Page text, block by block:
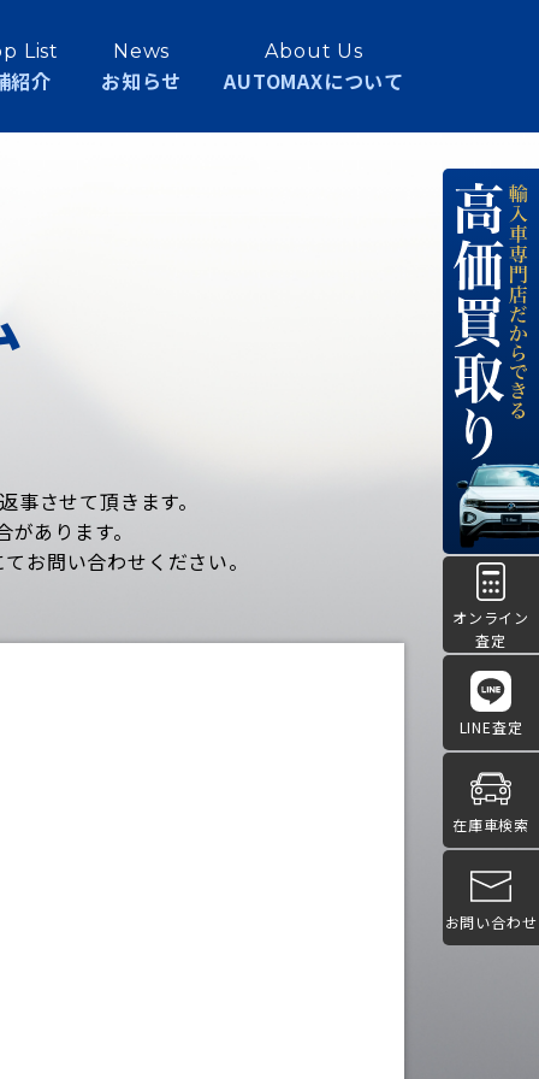
List
紹介
News
お知らせ
About Us
AUTOMAXについて
オンライン
査定
LINE査定
在庫車検索
お問い合わせ
させて頂きます。
あります。
お問い合わせください。